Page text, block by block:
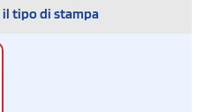
tipo di stampa